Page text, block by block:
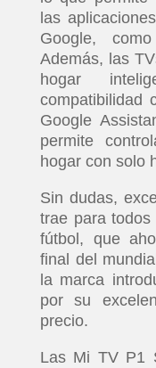
las
Google,
Además, las
hogar
compatibilidad
Google
permite
hogar con solo
Sin dudas,
trae para todos
fútbol, que
final del
la marca
por su
precio.
Las Mi TV P1